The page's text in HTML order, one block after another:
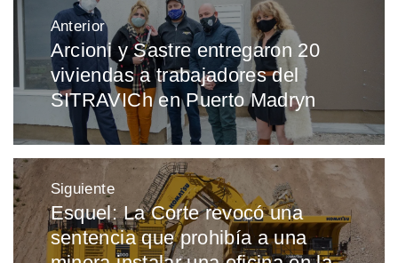
Navegación
de
entradas
Anterior
Entrada
anterior:
Arcioni y Sastre entregaron 20
viviendas a trabajadores del
SITRAVICh en Puerto Madryn
Siguiente
Entrada
siguiente:
Esquel: La Corte revocó una
sentencia que prohibía a una